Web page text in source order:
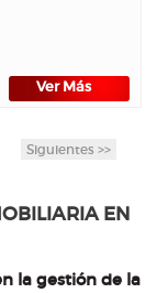
Ver Más
Siguientes >>
EN
la gestión de la